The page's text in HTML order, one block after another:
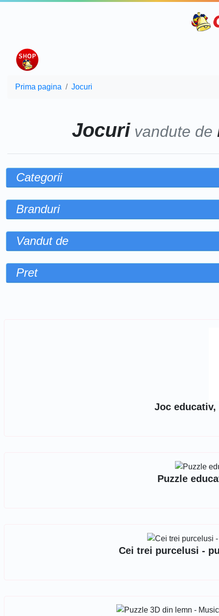
Prima pagina Jocuri
Jocuri vandute de
Categorii
Branduri
Vandut de
Pret
Joc
Puzzle
Cei trei purcelusi -